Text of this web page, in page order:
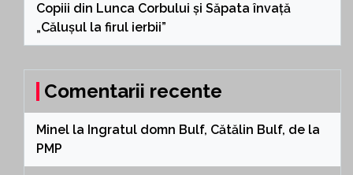
Copiii din Lunca Corbului și Săpata învață
„Călușul la firul ierbii”
Comentarii recente
Minel la Ingratul domn Bulf, Cătălin Bulf, de la
PMP